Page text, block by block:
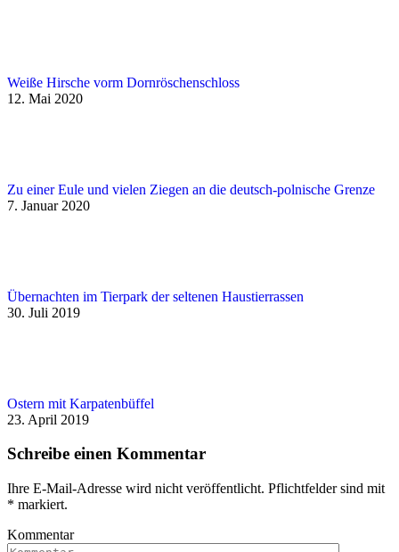
Weiße Hirsche vorm Dornröschenschloss
12. Mai 2020
Zu einer Eule und vielen Ziegen an die deutsch-polnische Grenze
7. Januar 2020
Übernachten im Tierpark der seltenen Haustierrassen
30. Juli 2019
Ostern mit Karpatenbüffel
23. April 2019
Schreibe einen Kommentar
Ihre E-Mail-Adresse wird nicht veröffentlicht. Pflichtfelder sind mit
* markiert.
Kommentar